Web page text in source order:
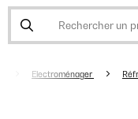
Electroménager